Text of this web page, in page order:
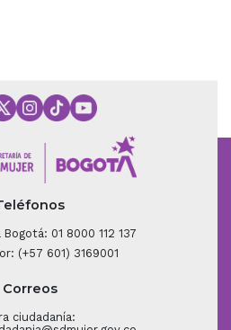
01 8000 112 137
(+57 601) 3169001
Correos
ciudadanía: